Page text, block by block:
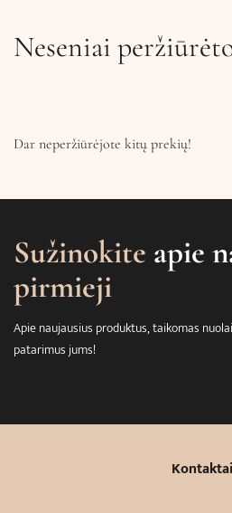
Neseniai
Dar neperžiūrėjote kitų prekių!
Sužinokite apie
pirmieji
Apie naujausius produktus, taikomas
patarimus jums!
Kontaktai